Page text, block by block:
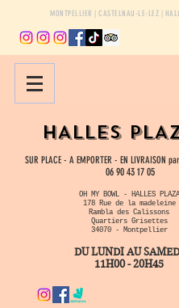
MONTPELLIER | CASTELNAU-LE-LEZ |
HALLES
SUR PLACE - A EMPORTER - EN LIVRAISON
06 90 43 17 05
OH MY BOWL - HALLES PLAZA
178 Rue de la madeleine
Rambla des Calissons
Quartiers Grisettes
34070 - Montpellier
DU LUNDI AU
11H00 - 20H45